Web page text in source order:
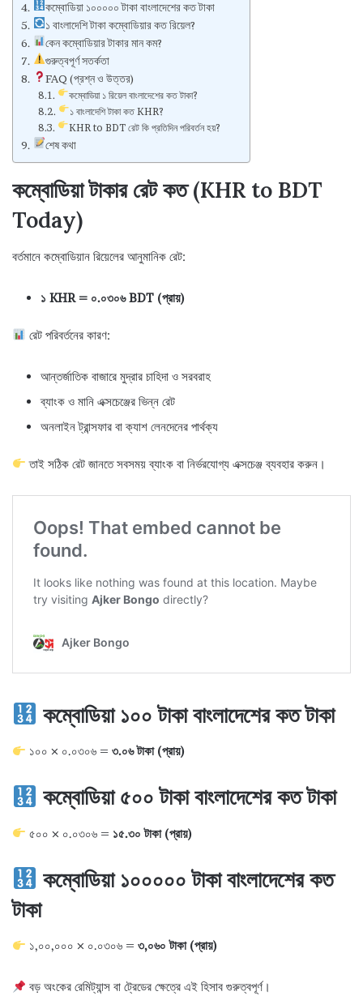
কম্বোডিয়া ১০০০০০ টাকা বাংলাদেশের কত টাকা
১ বাংলাদেশি টাকা কম্বোডিয়ার কত রিয়েল?
কেন কম্বোডিয়ার টাকার মান কম?
গুরুত্বপূর্ণ সতর্কতা
FAQ (প্রশ্ন ও উত্তর)
কম্বোডিয়া ১ রিয়েল বাংলাদেশের কত টাকা?
১ বাংলাদেশি টাকা কত KHR?
KHR to BDT রেট কি প্রতিদিন পরিবর্তন হয়?
শেষ কথা
কম্বোডিয়া টাকার রেট কত (KHR to BDT
Today)
বর্তমানে কম্বোডিয়ান রিয়েলের আনুমানিক রেট:
১ KHR = ০.০৩০৬ BDT (প্রায়)
রেট পরিবর্তনের কারণ:
আন্তর্জাতিক বাজারে মুদ্রার চাহিদা ও সরবরাহ
ব্যাংক ও মানি এক্সচেঞ্জের ভিন্ন রেট
অনলাইন ট্রান্সফার বা ক্যাশ লেনদেনের পার্থক্য
তাই সঠিক রেট জানতে সবসময় ব্যাংক বা নির্ভরযোগ্য এক্সচেঞ্জ ব্যবহার করুন।
কম্বোডিয়া ১০০ টাকা বাংলাদেশের কত টাকা
১০০ × ০.০৩০৬ =৩.০৬ টাকা (প্রায়)
কম্বোডিয়া ৫০০ টাকা বাংলাদেশের কত টাকা
৫০০ × ০.০৩০৬ = ১৫.৩০ টাকা (প্রায়)
কম্বোডিয়া ১০০০০০ টাকা বাংলাদেশের কত
টাকা
১,০০,০০০ × ০.০৩০৬ =৩,০৬০ টাকা (প্রায়)
বড় অংকের রেমিট্যান্স বা ট্রেডের ক্ষেত্রে এই হিসাব গুরুত্বপূর্ণ।